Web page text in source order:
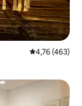
4,76 av 5 i
4,76 (463)